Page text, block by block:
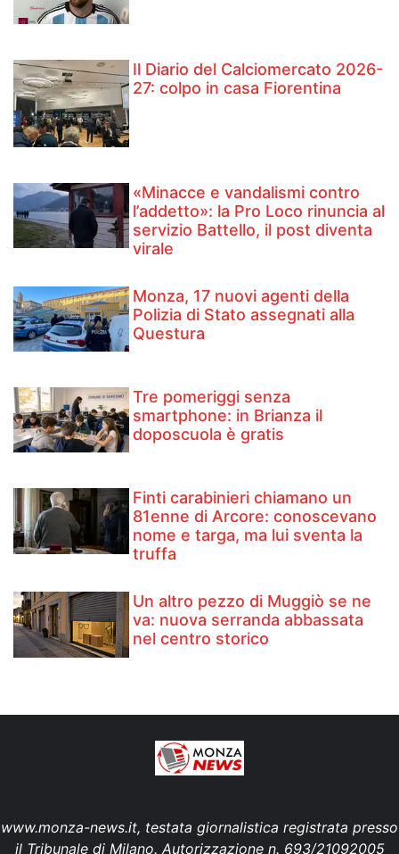
Il Diario del Calciomercato 2026-
27: colpo in casa Fiorentina
«Minacce e vandalismi contro
l’addetto»: la Pro Loco rinuncia al
servizio Battello, il post diventa
virale
Monza, 17 nuovi agenti della
Polizia di Stato assegnati alla
Questura
Tre pomeriggi senza
smartphone: in Brianza il
doposcuola è gratis
Finti carabinieri chiamano un
81enne di Arcore: conoscevano
nome e targa, ma lui sventa la
truffa
Un altro pezzo di Muggiò se ne
va: nuova serranda abbassata
nel centro storico
www.monza-news.it, testata giornalistica registrata presso
il Tribunale di Milano. Autorizzazione n. 693/21092005